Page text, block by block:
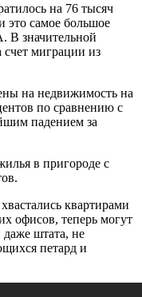
на 76 тысяч
это самое большое
В значительной
счет миграции из
на недвижимость на
по сравнению с
падением за
в пригороде с
квартирами
офисов, теперь могут
даже штата, не
петард и